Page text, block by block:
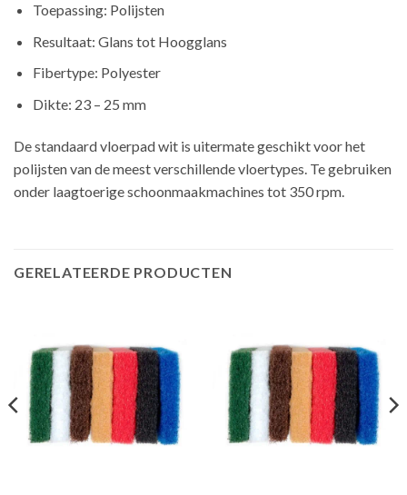
Toepassing: Polijsten
Resultaat: Glans tot Hoogglans
Fibertype: Polyester
Dikte: 23 – 25 mm
De standaard vloerpad wit is uitermate geschikt voor het
polijsten van de meest verschillende vloertypes. Te gebruiken
onder laagtoerige schoonmaakmachines tot 350 rpm.
GERELATEERDE PRODUCTEN